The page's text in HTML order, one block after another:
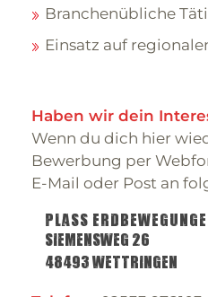
Branchenübliche
Einsatz auf
Haben wir dein
Wenn du dich hier
Bewerbung per
E-Mail oder Post an
Plass
Siemensweg 26
48493 Wettringen